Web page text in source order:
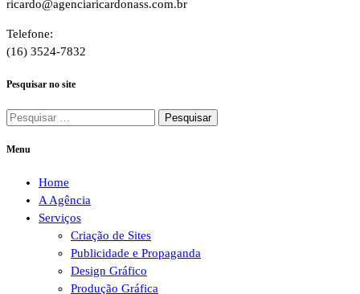
ricardo@agenciaricardonass.com.br
Telefone:
(16) 3524-7832
Pesquisar no site
Pesquisar
Menu
Home
A Agência
Serviços
Criação de Sites
Publicidade e Propaganda
Design Gráfico
Produção Gráfica